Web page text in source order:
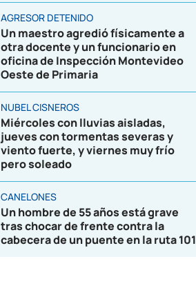
AGRESOR DETENIDO
Un maestro agredió físicamente a
otra docente y un funcionario en
oficina de Inspección Montevideo
Oeste de Primaria
NUBEL CISNEROS
Miércoles con lluvias aisladas,
jueves con tormentas severas y
viento fuerte, y viernes muy frío
pero soleado
CANELONES
Un hombre de 55 años está grave
tras chocar de frente contra la
cabecera de un puente en la ruta 101